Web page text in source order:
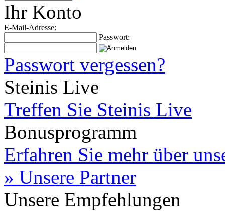
Ihr Konto
E-Mail-Adresse:
Passwort:
Passwort vergessen?
Steinis Live
Treffen Sie Steinis Live
Bonusprogramm
Erfahren Sie mehr über
» Unsere Partner
Unsere Empfehlungen